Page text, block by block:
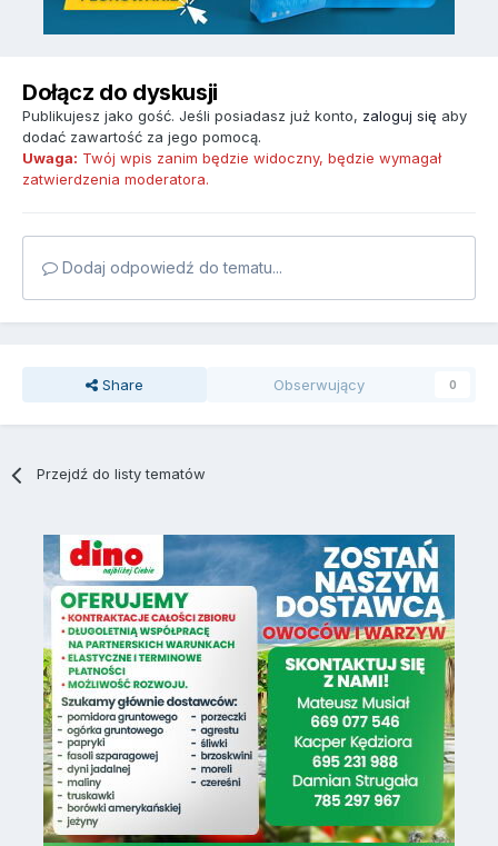
Dołącz do dyskusji
Publikujesz jako gość. Jeśli posiadasz już konto, zaloguj się aby
dodać zawartość za jego pomocą.
Uwaga: Twój wpis zanim będzie widoczny, będzie wymagał
zatwierdzenia moderatora.
Dodaj odpowiedź do tematu...
Share Obserwujący 0
Przejdź do listy tematów